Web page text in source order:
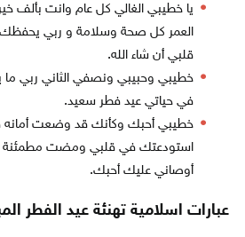
يا خطيبي الغالي كل عام وانت بألف
العمر كل صحة وسلامة و ربي
قلبي أن شاء الله.
خطيبي وحبيبي ونصفي الثاني ربي
في حياتي عيد فطر سعيد.
خطيبي أحبك وكأنك قد وضعت
استودعتك في قلبي ومضت مطمئنة
أوصاني عليك أحبك.
عبارات اسلامية تهنئة عيد الفطر